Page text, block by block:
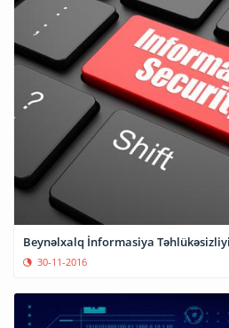
Beynəlxalq İnformasiya
30-11-2016